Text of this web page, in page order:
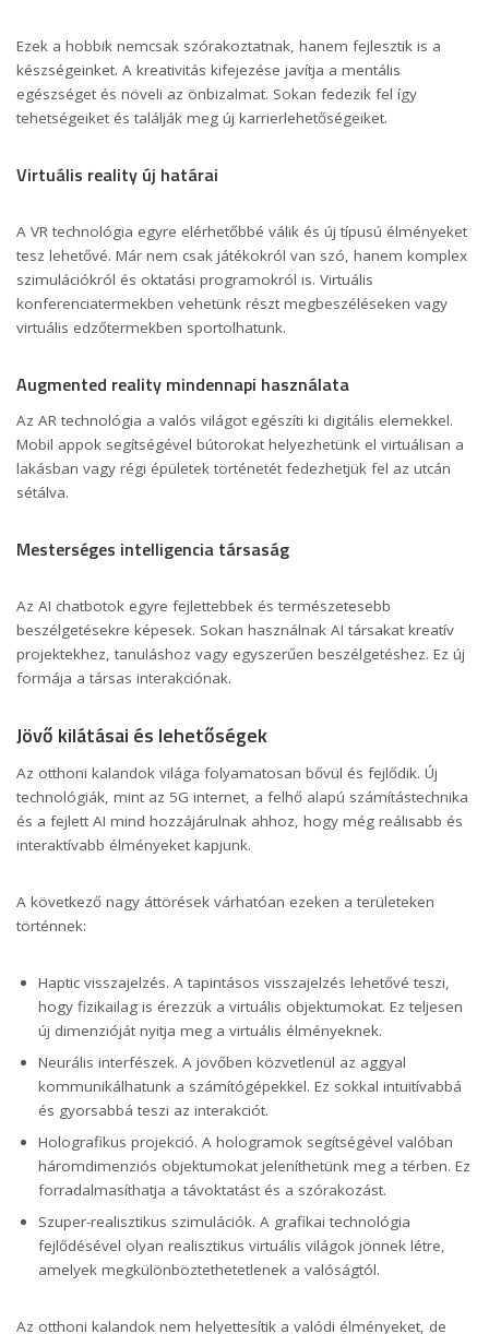
Ezek a hobbik nemcsak szórakoztatnak, hanem fejlesztik is a
készségeinket. A kreativitás kifejezése javítja a mentális
egészséget és növeli az önbizalmat. Sokan fedezik fel így
tehetségeiket és találják meg új karrierlehetőségeiket.
Virtuális reality új határai
A VR technológia egyre elérhetőbbé válik és új típusú élményeket
tesz lehetővé. Már nem csak játékokról van szó, hanem komplex
szimulációkról és oktatási programokról is. Virtuális
konferenciatermekben vehetünk részt megbeszéléseken vagy
virtuális edzőtermekben sportolhatunk.
Augmented reality mindennapi használata
Az AR technológia a valós világot egészíti ki digitális elemekkel.
Mobil appok segítségével bútorokat helyezhetünk el virtuálisan a
lakásban vagy régi épületek történetét fedezhetjük fel az utcán
sétálva.
Mesterséges intelligencia társaság
Az AI chatbotok egyre fejlettebbek és természetesebb
beszélgetésekre képesek. Sokan használnak AI társakat kreatív
projektekhez, tanuláshoz vagy egyszerűen beszélgetéshez. Ez új
formája a társas interakciónak.
Jövő kilátásai és lehetőségek
Az otthoni kalandok világa folyamatosan bővül és fejlődik. Új
technológiák, mint az 5G internet, a felhő alapú számítástechnika
és a fejlett AI mind hozzájárulnak ahhoz, hogy még reálisabb és
interaktívabb élményeket kapjunk.
A következő nagy áttörések várhatóan ezeken a területeken
történnek:
Haptic visszajelzés. A tapintásos visszajelzés lehetővé teszi,
hogy fizikailag is érezzük a virtuális objektumokat. Ez teljesen
új dimenzióját nyitja meg a virtuális élményeknek.
Neurális interfészek. A jövőben közvetlenül az aggyal
kommunikálhatunk a számítógépekkel. Ez sokkal intuitívabbá
és gyorsabbá teszi az interakciót.
Holografikus projekció. A hologramok segítségével valóban
háromdimenziós objektumokat jeleníthetünk meg a térben. Ez
forradalmasíthatja a távoktatást és a szórakozást.
Szuper-realisztikus szimulációk. A grafikai technológia
fejlődésével olyan realisztikus virtuális világok jönnek létre,
amelyek megkülönböztethetetlenek a valóságtól.
Az otthoni kalandok nem helyettesítik a valódi élményeket, de